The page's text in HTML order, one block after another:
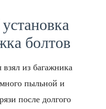
болтов
из багажника
пыльной и
после долгого